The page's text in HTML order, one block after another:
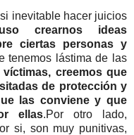
inevitable hacer juicios
crearnos ideas
ciertas personas y
tenemos lástima de las
víctimas, creemos que
de protección y
las conviene y que
ellas.Por otro lado,
si, son muy punitivas,